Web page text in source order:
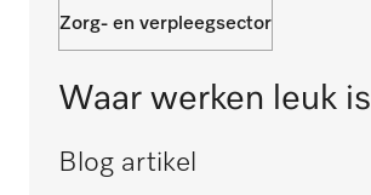
Zorg- en verpleegsector
Waar werken leuk is
Blog artikel